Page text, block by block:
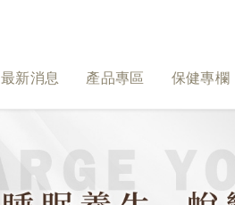
最新消息 產品專區 保健專欄